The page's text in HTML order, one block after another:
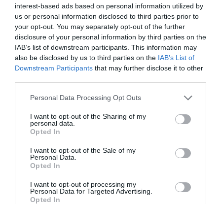
interest-based ads based on personal information utilized by
us or personal information disclosed to third parties prior to
your opt-out. You may separately opt-out of the further
disclosure of your personal information by third parties on the
IAB’s list of downstream participants. This information may
also be disclosed by us to third parties on the IAB’s List of
Downstream Participants that may further disclose it to other
Personal Data Processing Opt Outs
I want to opt-out of the Sharing of my
personal data.
Opted In
I want to opt-out of the Sale of my
Personal Data.
Opted In
I want to opt-out of processing my
Personal Data for Targeted Advertising.
Opted In